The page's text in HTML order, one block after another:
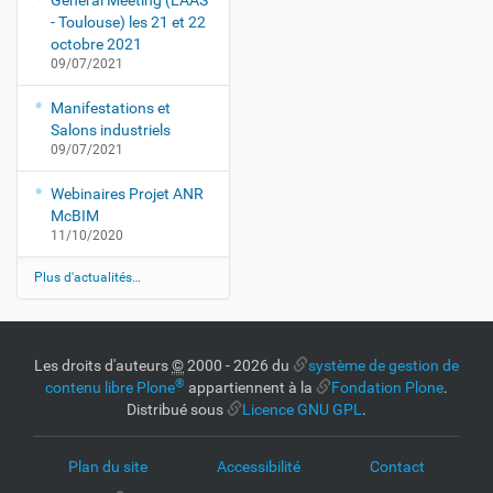
- Toulouse) les 21 et 22
octobre 2021
09/07/2021
Manifestations et
Salons industriels
09/07/2021
Webinaires Projet ANR
McBIM
11/10/2020
Plus d'actualités…
Les droits d'auteurs©2000 - 2026 du
système de gestion de
contenu libre Plone® appartiennent à la Fondation Plone.
Distribué sous
Licence GNU GPL .
Plan du site Accessibilité
Contact